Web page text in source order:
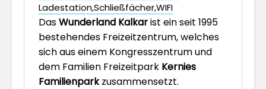
LadestationSchließfächerWIFI
DasWunderland Kalkarist ein seit 1995
bestehendes Freizeitzentrum, welches
sich aus einem Kongresszentrum und
dem Familien Freizeitpark Kernies
Familienparkzusammensetzt.